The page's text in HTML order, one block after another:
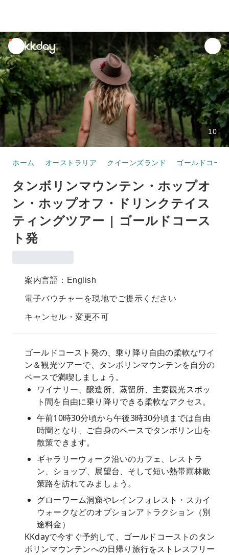
unread
notifications
10
ホーム オーストラリア クイーンズランド ゴールドコー
タンボリンマウンテン・ホップオ
ン・ホップオフ・ドリンクテイス
ティングツアー | ゴールドコース
ト発
案内言語：English
電子バウチャーを現地でご提示ください
キャンセル・変更不可
ゴールドコースト発の、乗り降り自由の柔軟なワイ
ン＆観光ツアーで、タンボリンマウンテンを自分の
ペースで満喫しましょう。
ワイナリー、醸造所、蒸留所、主要観光スポッ
ト間を自由に乗り降りできる柔軟なアクセス。
午前10時30分頃から午後3時30分頃までは自由
時間となり、ご自身のペースでタンボリン山を
散策できます。
ギャラリーウォーク沿いのカフェ、レストラ
ン、ショップ、展望台、そして短い熱帯雨林散
策路を訪れてみましょう。
グローワーム洞窟やレインフォレスト・スカイ
ウォークなどのオプションアトラクション（別
途料金）
KKdayで今すぐ予約して、ゴールドコーストのタン
ボリンマウンテンへの日帰り旅行をストレスフリー